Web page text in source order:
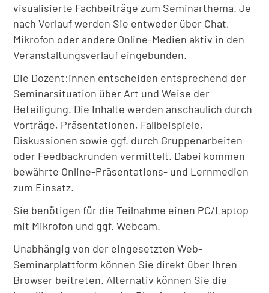
visualisierte Fachbeiträge zum Seminarthema. Je
nach Verlauf werden Sie entweder über Chat,
Mikrofon oder andere Online-Medien aktiv in den
Veranstaltungsverlauf eingebunden.
Die Dozent:innen entscheiden entsprechend der
Seminarsituation über Art und Weise der
Beteiligung. Die Inhalte werden anschaulich durch
Vorträge, Präsentationen, Fallbeispiele,
Diskussionen sowie ggf. durch Gruppenarbeiten
oder Feedbackrunden vermittelt. Dabei kommen
bewährte Online-Präsentations- und Lernmedien
zum Einsatz.
Sie benötigen für die Teilnahme einen PC/Laptop
mit Mikrofon und ggf. Webcam.
Unabhängig von der eingesetzten Web-
Seminarplattform können Sie direkt über Ihren
Browser beitreten. Alternativ können Sie die